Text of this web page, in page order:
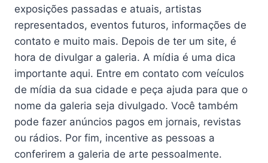
exposições passadas e atuais, artistas
representados, eventos futuros, informações de
contato e muito mais. Depois de ter um site, é
hora de divulgar a galeria. A mídia é uma dica
importante aqui. Entre em contato com veículos
de mídia da sua cidade e peça ajuda para que o
nome da galeria seja divulgado. Você também
pode fazer anúncios pagos em jornais, revistas
ou rádios. Por fim, incentive as pessoas a
conferirem a galeria de arte pessoalmente.